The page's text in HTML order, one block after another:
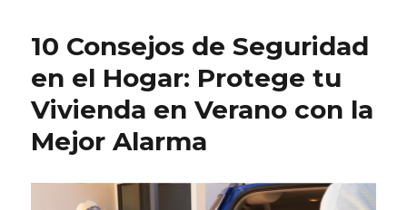
10 Consejos de Seguridad
en el Hogar: Protege tu
Vivienda en Verano con la
Mejor Alarma